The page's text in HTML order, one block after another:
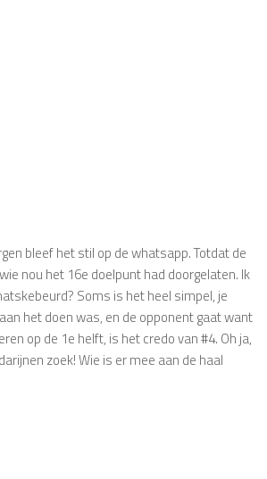
bleef het stil op de whatsapp. Totdat de
nou het 16e doelpunt had doorgelaten. Ik
Soms is het heel simpel, je
het doen was, en de opponent gaat want
op de 1e helft, is het credo van #4. Oh ja,
zoek! Wie is er mee aan de haal